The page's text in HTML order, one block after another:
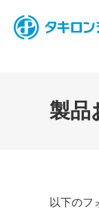
製品
以下のフ